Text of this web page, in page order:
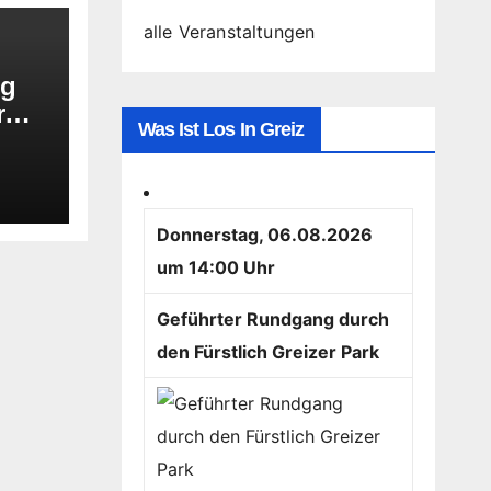
alle Veranstaltungen
Was Ist Los In Greiz
Donnerstag, 06.08.2026
um 14:00 Uhr
Geführter Rundgang durch
den Fürstlich Greizer Park